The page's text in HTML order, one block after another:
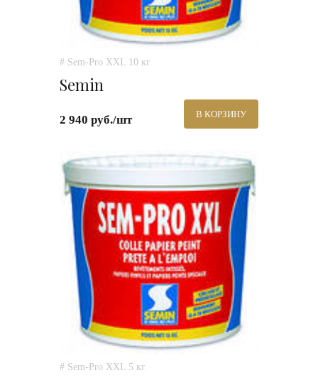
# Sem-Pro XXL 10 кг
Semin
2 940 руб./шт В КОРЗИНУ
# Sem-Pro XXL 5 кг.